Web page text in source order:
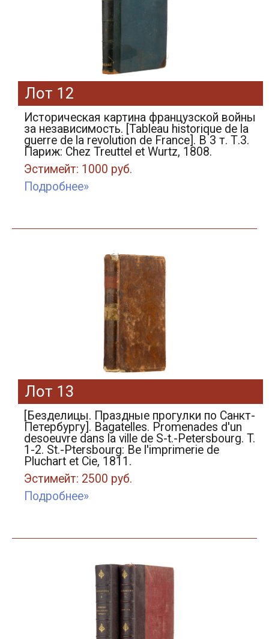
Лот 12
Историческая картина французской войны
за независимость. [Tableau historique de la
guerre de la revolution de France]. В 3 т. Т.3.
Париж: Chez Treuttel et Wurtz, 1808.
Эстимейт: 1000 руб.
Подробнее»
Лот 13
[Безделицы. Праздные прогулки по Санкт-
Петербургу]. Bagatelles. Promenades d'un
desoeuvre dans la ville de S-t.-Petersbourg. T.
1-2. St.-Ptersbourg: Вe l'imprimerie de
Pluchart et Сie, 1811.
Эстимейт: 2500 руб.
Подробнее»